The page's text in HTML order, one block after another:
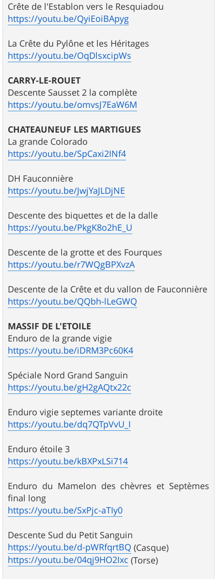
Crête de l'Establon vers le Resquiadou
https://youtu.be/QyiEoiBApyg
La Crête du Pylône et les Héritages
https://youtu.be/OqDlsxcipWs
CARRY-LE-ROUET
Descente Sausset 2 la complète
https://youtu.be/omvsJ7EaW6M
CHATEAUNEUF LES MARTIGUES
La grande Colorado
https://youtu.be/SpCaxi2INf4
DH Fauconnière
https://youtu.be/JwjYaJLDjNE
Descente des biquettes et de la dalle
https://youtu.be/PkgK8o2hE_U
Descente de la grotte et des Fourques
https://youtu.be/r7WQgBPXvzA
Descente de la Crête et du vallon de Fauconnière
https://youtu.be/QQbh-lLeGWQ
MASSIF DE L'ETOILE
Enduro de la grande vigie
https://youtu.be/iDRM3Pc60K4
Spéciale Nord Grand Sanguin
https://youtu.be/gH2gAQtx22c
Enduro vigie septemes variante droite
https://youtu.be/dq7QTpVvU_I
Enduro étoile 3
https://youtu.be/kBXPxLSi714
Enduro du Mamelon des chèvres et Septèmes
final long
https://youtu.be/SxPjc-aTIy0
Descente Sud du Petit Sanguin
https://youtu.be/d-pWRfqrtBQ (Casque)
https://youtu.be/04qj9HO2Ixc (Torse)